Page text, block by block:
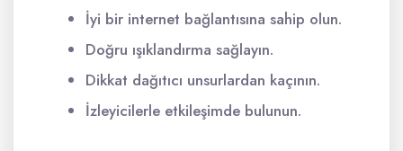
İyi bir internet bağlantısına sahip olun.
Doğru ışıklandırma sağlayın.
Dikkat dağıtıcı unsurlardan kaçının.
İzleyicilerle etkileşimde bulunun.